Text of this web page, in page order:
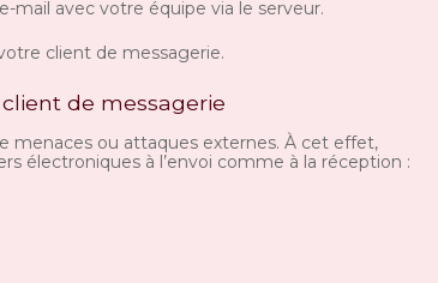
mail avec votre équipe via le serveur.
client de messagerie.
de messagerie
menaces ou attaques externes. À cet effet,
électroniques à l’envoi comme à la réception :